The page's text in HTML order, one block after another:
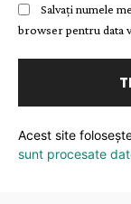
Salvați numele
browser pentru data
Acest site
sunt procesate